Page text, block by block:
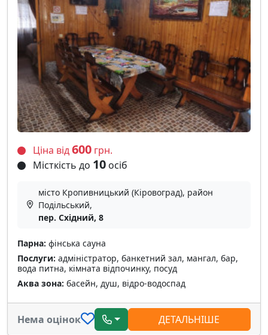
Ціна від600 грн.
Місткість до 10 осіб
місто Кропивницький (Кіровоград), район
Подільський,
пер. Східний, 8
Парна: фінська сауна
Послуги: адміністратор, банкетний зал, мангал, бар,
вода питна, кімната відпочинку, посуд
Аква зона: басейн, душ, відро-водоспад
Нема оцінок ДЕТАЛЬНІШЕ